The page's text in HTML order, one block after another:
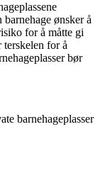
ønsker å
for å måtte gi
for å
bør
barnehageplasser